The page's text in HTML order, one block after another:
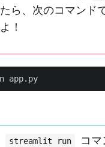
ら、次のコマンド
！
streamlit run
コ